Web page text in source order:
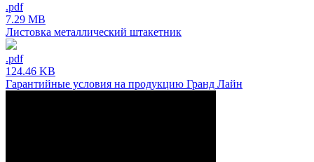
.pdf
7.29 MB
Листовка металлический штакетник
.pdf
124.46 KB
Гарантийные условия на продукцию Гранд Лайн